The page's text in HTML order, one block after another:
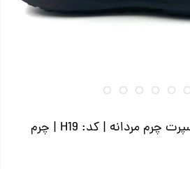
کفش کتانی راحتی طبی اسپرت چرم مردانه | کد: H19 | چرم